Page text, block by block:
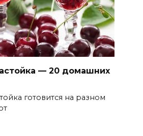
— 20 домашних
готовится на разном